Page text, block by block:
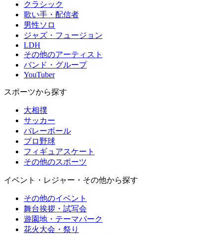
クラシック
歌い手・配信者
男性ソロ
ジャズ・フュージョン
LDH
その他のアーティスト
バンド・グループ
YouTuber
スポーツから探す
大相撲
サッカー
バレーボール
プロ野球
フィギュアスケート
その他のスポーツ
イベント・レジャー・その他から探す
その他のイベント
舞台挨拶・試写会
遊園地・テーマパーク
花火大会・祭り